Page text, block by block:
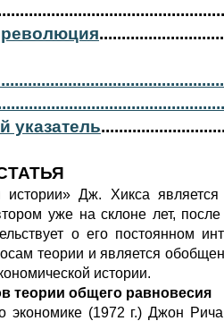
указатель
истории» Дж. Хикса
уже на склоне лет,
о его постоянном
теории и является
истории.
теории общего равновесия
экономике (1972 г.) Джон